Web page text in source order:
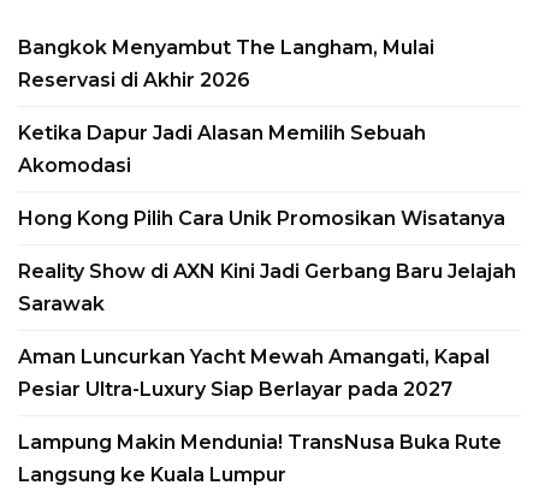
Bangkok Menyambut The Langham, Mulai
Reservasi di Akhir 2026
Ketika Dapur Jadi Alasan Memilih Sebuah
Akomodasi
Hong Kong Pilih Cara Unik Promosikan Wisatanya
Reality Show di AXN Kini Jadi Gerbang Baru Jelajah
Sarawak
Aman Luncurkan Yacht Mewah Amangati, Kapal
Pesiar Ultra-Luxury Siap Berlayar pada 2027
Lampung Makin Mendunia! TransNusa Buka Rute
Langsung ke Kuala Lumpur
Aman Luncurkan
Yacht Mewah
Amangati, Kapal
Pesiar Ultra-Luxury
Siap Berlayar pada
2027